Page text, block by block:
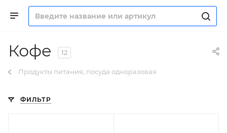
Кофе 12
Продукты питания, посуда одноразовая
ФИЛЬТР